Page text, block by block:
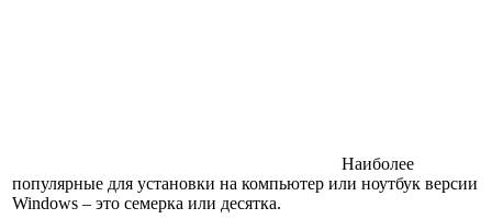
Наиболее
популярные для установки на компьютер или ноутбук версии
Windows – это семерка или десятка.